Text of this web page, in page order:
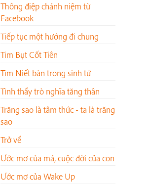
Thông điệp chánh niệm từ
Facebook
Tiếp tục một hướng đi chung
Tim Bụt Cốt Tiên
Tìm Niết bàn trong sinh tử
Tình thầy trò nghĩa tăng thân
Trăng sao là tâm thức - ta là trăng
sao
Trở về
Ước mơ của má, cuộc đời của con
Ước mơ của Wake Up